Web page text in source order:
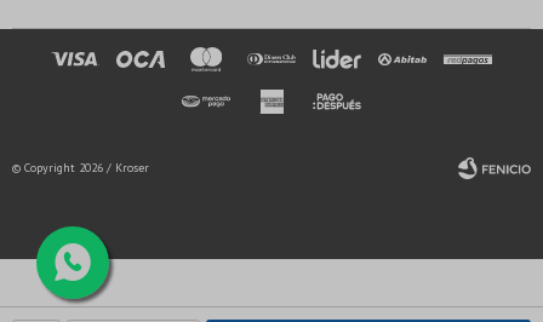
© Copyright 2026 / Kroser